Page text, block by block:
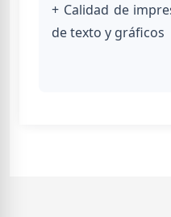
+ Calidad de
de texto y gráficos